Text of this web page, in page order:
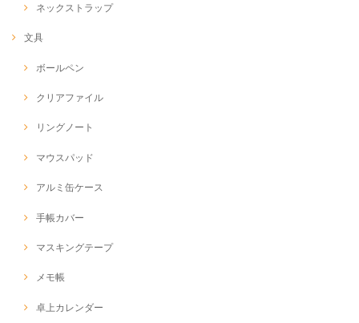
ネックストラップ
文具
ボールペン
クリアファイル
リングノート
マウスパッド
アルミ缶ケース
手帳カバー
マスキングテープ
メモ帳
卓上カレンダー